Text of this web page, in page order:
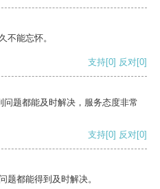
不能忘怀。
支持[0] 反对[0]
题都能及时解决，服务态度非常
支持[0] 反对[0]
题都能得到及时解决。